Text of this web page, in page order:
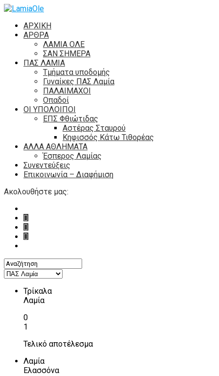
ΑΡΧΙΚΗ
ΑΡΘΡΑ
ΛΑΜΙΑ ΟΛΕ
ΣΑΝ ΣΗΜΕΡΑ
ΠΑΣ ΛΑΜΙΑ
Τμήματα υποδομής
Γυναίκες ΠΑΣ Λαμία
ΠΑΛΑΙΜΑΧΟΙ
Οπαδοί
ΟΙ ΥΠΟΛΟΙΠΟΙ
ΕΠΣ Φθιώτιδας
Αστέρας Σταυρού
Κηφισσός Κάτω Τιθορέας
ΑΛΛΑ ΑΘΛΗΜΑΤΑ
Έσπερος Λαμίας
Συνεντεύξεις
Επικοινωνία – Διαφήμιση
Ακολουθήστε μας:
Τρίκαλα
Λαμία
0
1
Τελικό αποτέλεσμα
Λαμία
Ελασσόνα